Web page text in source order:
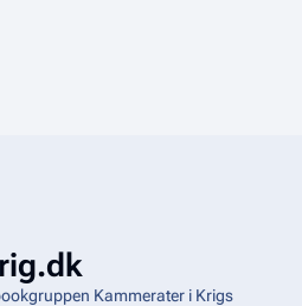
Kammerater i Krigs